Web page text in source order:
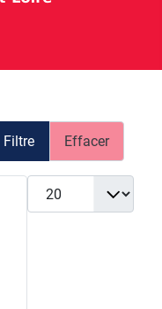
Filtre Effacer
Afficher #